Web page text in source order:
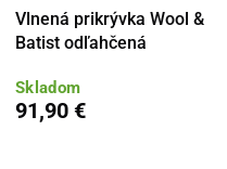
Vlnená prikrývka Wool &
Batist odľahčená
Skladom
91,90 €